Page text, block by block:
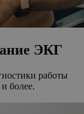
ЭКГ
работы
более.